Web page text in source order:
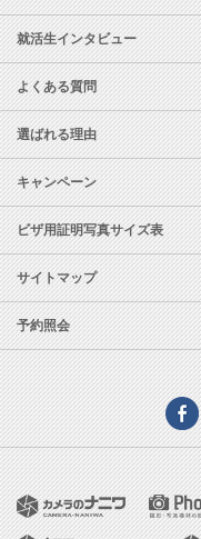
就活生インタビュー
よくある質問
選ばれる理由
キャンペーン
ビザ用証明写真サイズ表
サイトマップ
予約照会